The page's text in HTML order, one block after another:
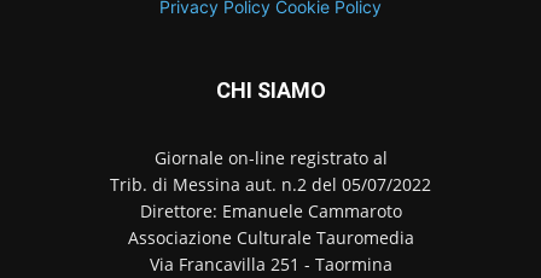
Privacy Policy Cookie Policy
CHI SIAMO
Giornale on-line registrato al
Trib. di Messina aut. n.2 del 05/07/2022
Direttore: Emanuele Cammaroto
Associazione Culturale Tauromedia
Via Francavilla 251 - Taormina